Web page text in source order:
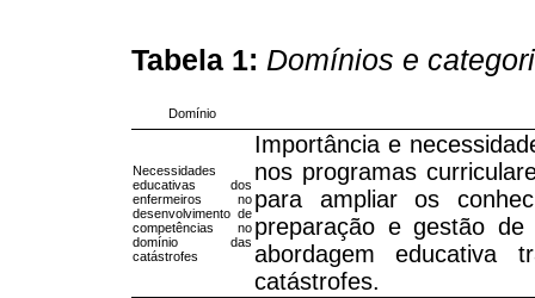
Tabela 1: Domínios e
Domínio
Necessidades
educativas dos
enfermeiros no
desenvolvimento de
competências no
domínio das
catástrofes
Importância e
nos programas
para ampliar os
preparação e gestão
abordagem educativa
catástrofes.